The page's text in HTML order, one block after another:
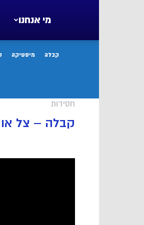
מי אנחנו
קבלה מיסטיקה
חסידות
קבלה – צל